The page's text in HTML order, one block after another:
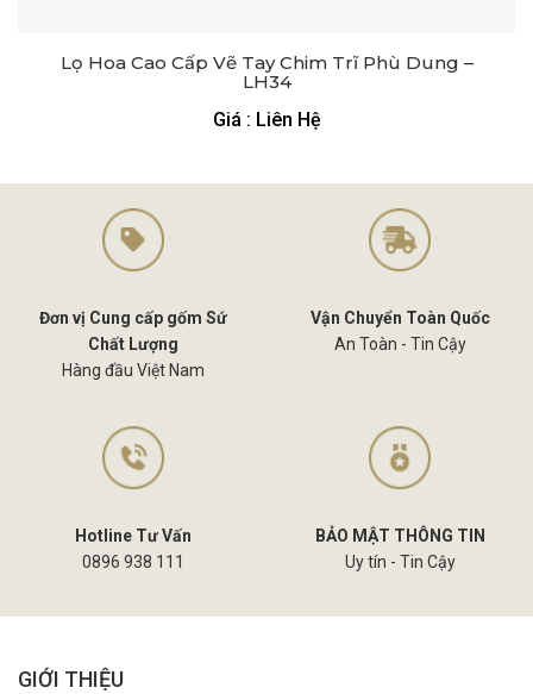
Lọ Hoa Cao Cấp Vẽ Tay Chim Trĩ Phù Dung –
LH34
Giá : Liên Hệ
Đơn vị Cung cấp gốm Sứ
Chất Lượng
Hàng đầu Việt Nam
Vận Chuyển Toàn Quốc
An Toàn - Tin Cậy
Hotline Tư Vấn
0896 938 111
BẢO MẬT THÔNG TIN
Uy tín - Tin Cậy
GIỚI THIỆU